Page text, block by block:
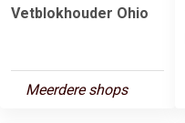
Vetblokhouder Ohio
Meerdere shops